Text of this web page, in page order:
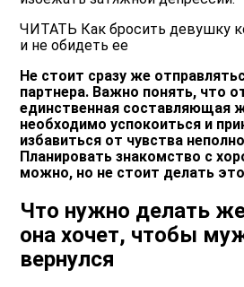
ЧИТАТЬ Как бросить девушку
и не обидеть ее
Не стоит сразу же
партнера. Важно понять, что
единственная составляющая
необходимо успокоиться и
избавиться от чувства
Планировать знакомство с
можно, но не стоит делать
Что нужно делать
она хочет, чтобы
вернулся